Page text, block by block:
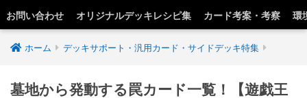
お問い合わせ オリジナルデッキレシピ集 カード考案・考察 環
ホーム デッキサポート・汎用カード・サイドデッキ特集
墓地から発動する罠カード一覧！【遊戯王